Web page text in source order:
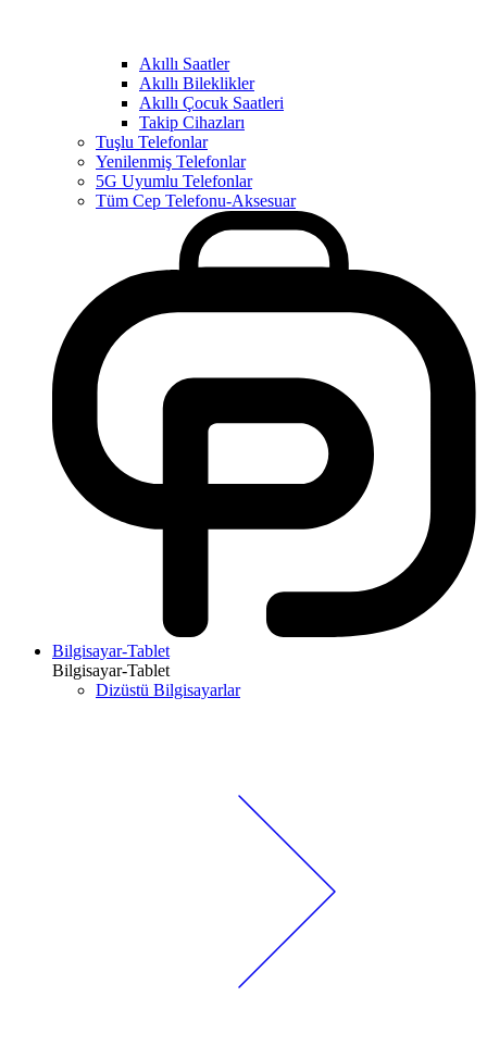
Akıllı Saatler
Akıllı Bileklikler
Akıllı Çocuk Saatleri
Takip Cihazları
Tuşlu Telefonlar
Yenilenmiş Telefonlar
5G Uyumlu Telefonlar
Tüm Cep Telefonu-Aksesuar
Bilgisayar-Tablet
Bilgisayar-Tablet
Dizüstü Bilgisayarlar